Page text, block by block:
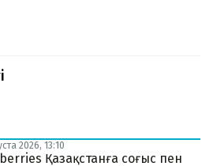
2026, 13:10
Қазақстанға соғыс пен